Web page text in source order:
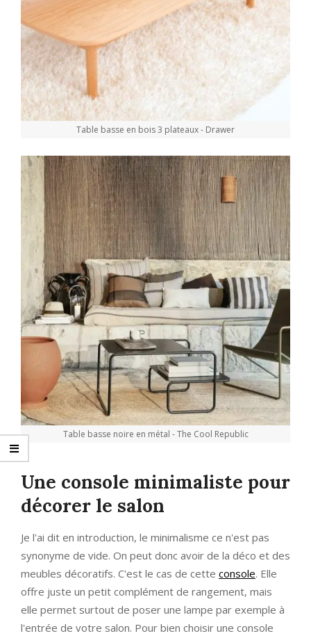
Table basse en bois 3 plateaux - Drawer
Table basse noire en métal - The Cool Republic
Une console minimaliste pour
décorer le salon
Je l'ai dit en introduction, le minimalisme ce n'est pas
synonyme de vide. On peut donc avoir de la déco et des
meubles décoratifs. C'est le cas de cette console. Elle
offre juste un petit complément de rangement, mais
elle permet surtout de poser une lampe par exemple à
l'entrée de votre salon. Pour bien choisir une console